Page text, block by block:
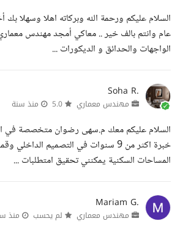
السلام عليكم ورحمة الله وبركاته اهلا وسهلا
عام وانتم بالف خير .. معاكي أمجد مهندس
الواجهات والحدائق و الديكورات ...
Soha R.
مهندس معماري منذ سنة
السلام عليكم معك م.سهى رضوان متخصصة في
خبرة اكثر من 9 سنوات في التصميم
المساحات السكنية يمكنني تحقيق امتطلبات ...
Mariam G.
مهندس معماري لم يحسب منذ